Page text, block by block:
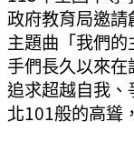
政府教育局邀
主題曲「我們
手們長久以來在
追求超越自我
北101般的高聳